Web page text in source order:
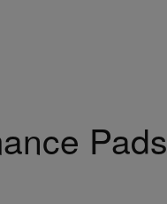
Pads